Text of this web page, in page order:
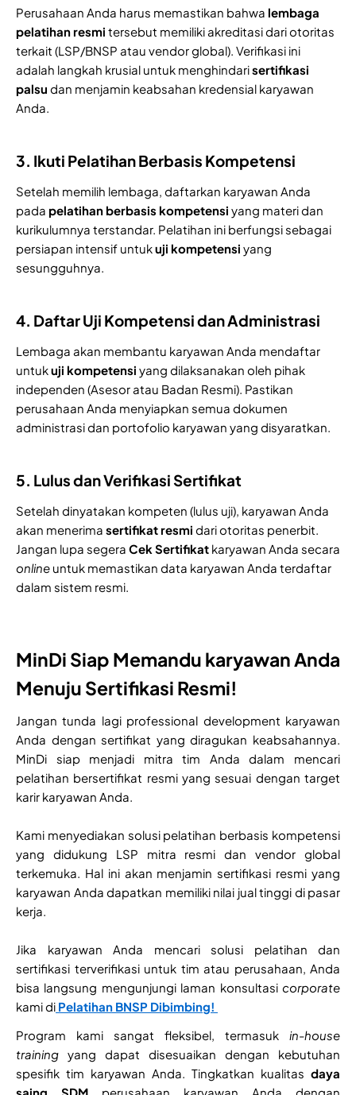
Perusahaan Anda harus memastikan bahwa lembaga
pelatihan resmi tersebut memiliki akreditasi dari otoritas
terkait (LSP/BNSP atau vendor global). Verifikasi ini
adalah langkah krusial untuk menghindarisertifikasi
palsu dan menjamin keabsahan kredensial karyawan
Anda.
3. Ikuti Pelatihan Berbasis Kompetensi
Setelah memilih lembaga, daftarkan karyawan Anda
pada pelatihan berbasis kompetensi yang materi dan
kurikulumnya terstandar. Pelatihan ini berfungsi sebagai
persiapan intensif untukuji kompetensi yang
sesungguhnya.
4. Daftar Uji Kompetensi dan Administrasi
Lembaga akan membantu karyawan Anda mendaftar
untukuji kompetensi yang dilaksanakan oleh pihak
independen (Asesor atau Badan Resmi). Pastikan
perusahaan Anda menyiapkan semua dokumen
administrasi dan portofolio karyawan yang disyaratkan.
5. Lulus dan Verifikasi Sertifikat
Setelah dinyatakan kompeten (lulus uji), karyawan Anda
akan menerima sertifikat resmi dari otoritas penerbit.
Jangan lupa segera Cek Sertifikat karyawan Anda secara
online untuk memastikan data karyawan Anda terdaftar
dalam sistem resmi.
MinDi Siap Memandu karyawan Anda
Menuju Sertifikasi Resmi!
Jangan tunda lagi professional development karyawan
Anda dengan sertifikat yang diragukan keabsahannya.
MinDi siap menjadi mitra tim Anda dalam mencari
pelatihan bersertifikat resmi yang sesuai dengan target
karir karyawan Anda.
Kami menyediakan solusi pelatihan berbasis kompetensi
yang didukung LSP mitra resmi dan vendor global
terkemuka. Hal ini akan menjamin sertifikasi resmi yang
karyawan Anda dapatkan memiliki nilai jual tinggi di pasar
kerja.
Jika karyawan Anda mencari solusi pelatihan dan
sertifikasi terverifikasi untuk tim atau perusahaan, Anda
bisa langsung mengunjungi laman konsultasi corporate
kami di Pelatihan BNSP Dibimbing!
Program kami sangat fleksibel, termasuk in-house
training yang dapat disesuaikan dengan kebutuhan
spesifik tim karyawan Anda. Tingkatkan kualitas daya